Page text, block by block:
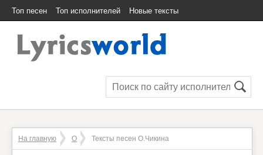
Топ песен Топ исполнителей Новые тексты
На главную О Тексты песен О.Чикина